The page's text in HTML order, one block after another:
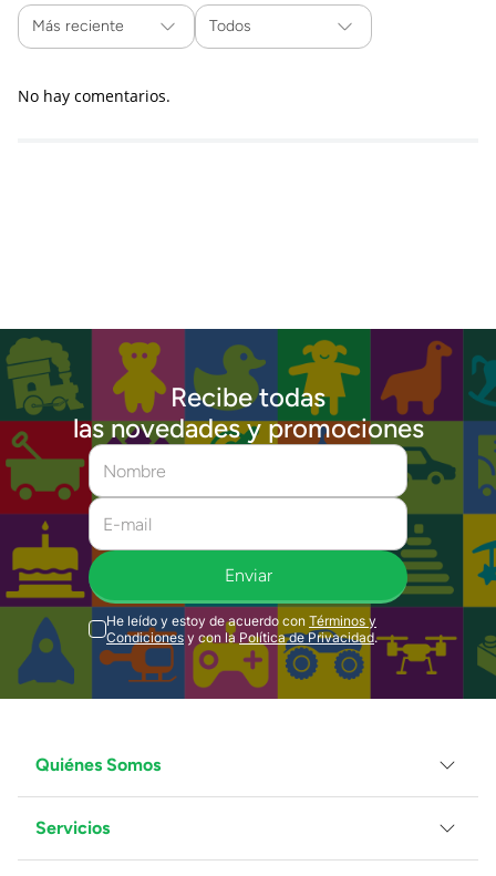
Más reciente Todos
No hay comentarios.
Recibe todas
las novedades y promociones
Enviar
He leído y estoy de acuerdo con Términos y
Condiciones y con la Política de Privacidad.
Quiénes Somos
Grupo Juguetron
Localiza tu tienda
Servicios